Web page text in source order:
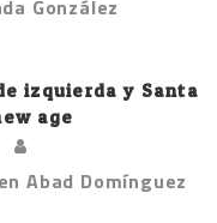
González
izquierda y Santa
age
Abad Domínguez